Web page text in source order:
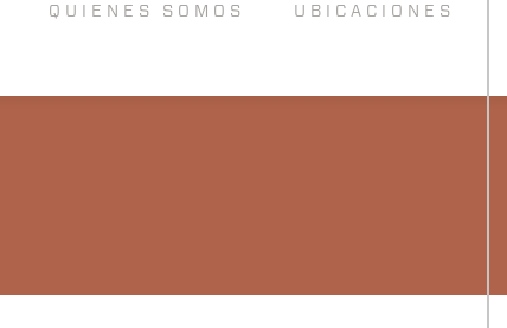
QUIENES SOMOS UBICACIONES